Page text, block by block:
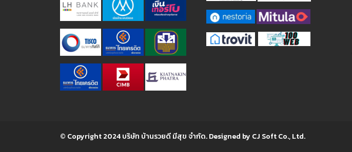
© Copyright 2024 บริษัท บ้านรวยดี มีสุข จำกัด. Designed by CJ Soft Co., Ltd.